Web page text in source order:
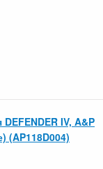
IV, A&P
(AP118D004)